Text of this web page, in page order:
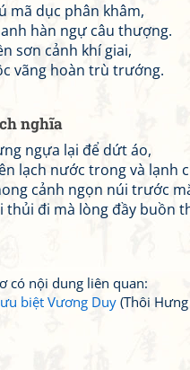
mã dục phân khâm,
hàn ngự câu thượng.
sơn cảnh khí giai,
vãng hoàn trù trướng.
nghĩa
ngựa lại để dứt áo,
lạch nước trong và lạnh
cảnh ngọn núi trước
thủi đi mà lòng đầy buồn
có nội dung liên quan:
biệt Vương Duy (Thôi